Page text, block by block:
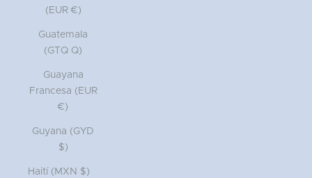
(EUR €)
Guatemala
(GTQ Q)
Guayana
Francesa (EUR
€)
Guyana (GYD
$)
Haití (MXN $)